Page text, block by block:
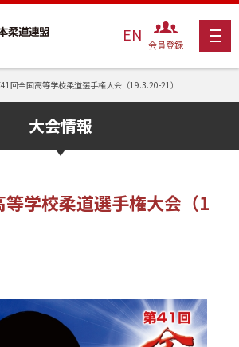
EN 会員登録
回全国高等学校柔道選手権大会（19.3.20-21）
大会情報
学校柔道選手権大会（1